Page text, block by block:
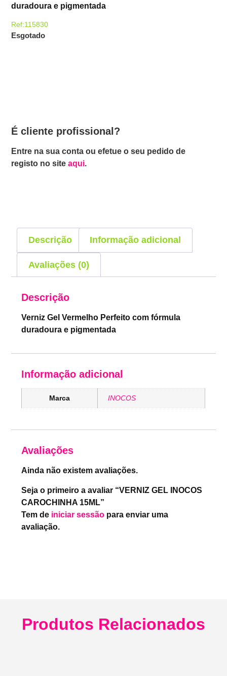
duradoura e pigmentada
Ref:115830
Esgotado
É cliente profissional?
Entre na sua conta ou efetue o seu pedido de
registo no siteaqui.
Descrição Informação adicional
Avaliações (0)
Descrição
Verniz Gel Vermelho Perfeito com fórmula
duradoura e pigmentada
Informação adicional
Marca INOCOS
Avaliações
Ainda não existem avaliações.
Seja o primeiro a avaliar “VERNIZ GEL INOCOS
CAROCHINHA 15ML”
Tem de iniciar sessão para enviar uma
avaliação.
Produtos Relacionados